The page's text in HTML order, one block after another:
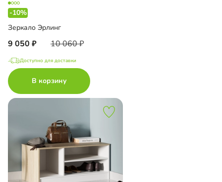
-10%
Зеркало Эрлинг
9 050 10 060
Доступно для доставки
В корзину